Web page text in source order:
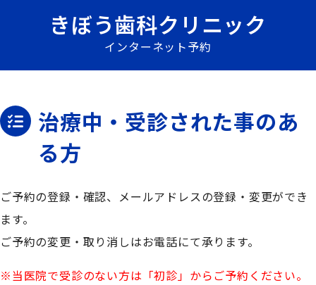
きぼう歯科クリニック
インターネット予約
治療中・受診された事のあ
る方
ご予約の登録・確認、メールアドレスの登録・変更ができ
ます。
ご予約の変更・取り消しはお電話にて承ります。
※当医院で受診のない方は「初診」からご予約ください。